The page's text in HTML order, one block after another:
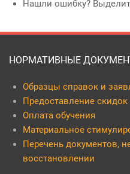
Нашли ошибку?
НОРМАТИВНЫЕ
Образцы справок и
Предоставление скидок
Оплата обучения
Материальное
Перечень документов,
восстановлении